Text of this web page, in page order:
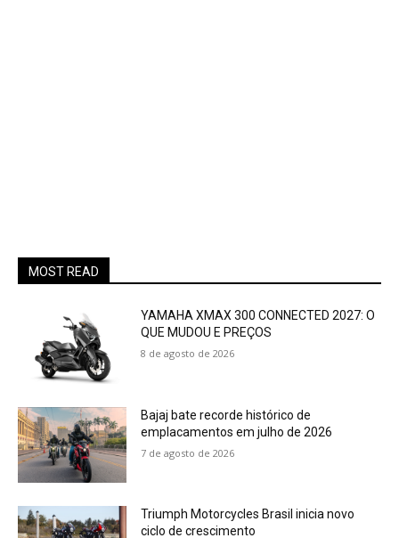
MOST READ
YAMAHA XMAX 300 CONNECTED 2027: O
QUE MUDOU E PREÇOS
8 de agosto de 2026
Bajaj bate recorde histórico de
emplacamentos em julho de 2026
7 de agosto de 2026
Triumph Motorcycles Brasil inicia novo
ciclo de crescimento